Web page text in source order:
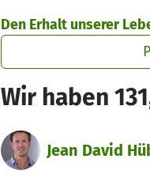
Den Erhalt unserer
Wir haben
Jean David